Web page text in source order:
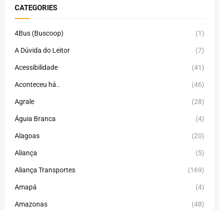
CATEGORIES
4Bus (Buscoop) (1)
A Dúvida do Leitor (7)
Acessibilidade (41)
Aconteceu há.. (46)
Agrale (28)
Águia Branca (4)
Alagoas (20)
Aliança (5)
Aliança Transportes (169)
Amapá (4)
Amazonas (48)